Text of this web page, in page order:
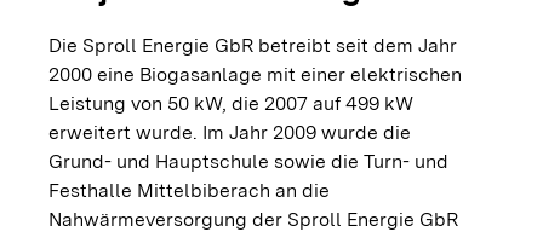
Die Sproll Energie GbR betreibt seit dem Jahr
2000 eine Biogasanlage mit einer elektrischen
Leistung von 50 kW, die 2007 auf 499 kW
erweitert wurde. Im Jahr 2009 wurde die
Grund- und Hauptschule sowie die Turn- und
Festhalle Mittelbiberach an die
Nahwärmeversorgung der Sproll Energie GbR